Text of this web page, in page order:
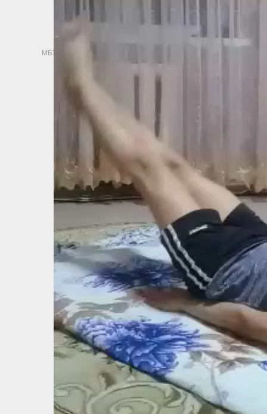
МБУДО "СШ" - 2015 - Создание и разработка сайтов